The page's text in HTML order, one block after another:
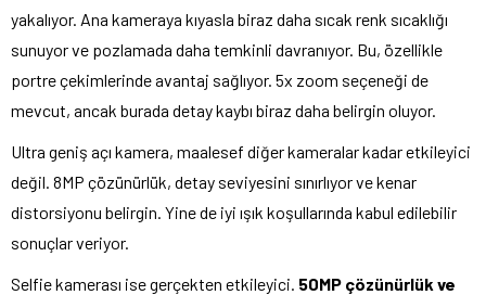
yakalıyor. Ana kameraya kıyasla biraz daha sıcak renk sıcaklığı
sunuyor ve pozlamada daha temkinli davranıyor. Bu, özellikle
portre çekimlerinde avantaj sağlıyor. 5x zoom seçeneği de
mevcut, ancak burada detay kaybı biraz daha belirgin oluyor.
Ultra geniş açı kamera, maalesef diğer kameralar kadar etkileyici
değil. 8MP çözünürlük, detay seviyesini sınırlıyor ve kenar
distorsiyonu belirgin. Yine de iyi ışık koşullarında kabul edilebilir
sonuçlar veriyor.
Selfie kamerası ise gerçekten etkileyici. 50MP çözünürlük ve